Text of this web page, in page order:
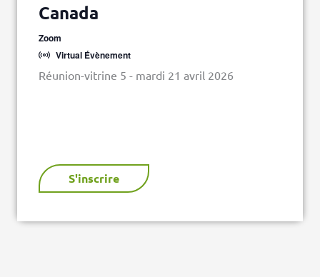
Canada
Zoom
Virtual Évènement
Réunion-vitrine 5 - mardi 21 avril 2026
S'inscrire